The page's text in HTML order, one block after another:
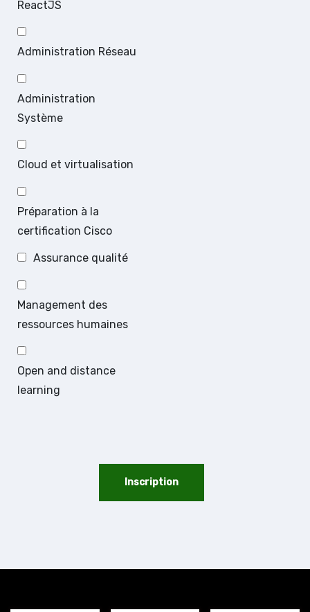
ReactJS
Administration Réseau
Administration
Système
Cloud et virtualisation
Préparation à la
certification Cisco
Assurance qualité
Management des
ressources humaines
Open and distance
learning